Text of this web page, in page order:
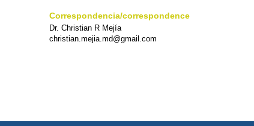
Correspondencia/correspondence
Dr. Christian R Mejía
christian.mejia.md@gmail.com